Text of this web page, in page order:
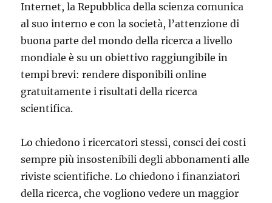
Internet, la Repubblica della scienza comunica
al suo interno e con la società, l’attenzione di
buona parte del mondo della ricerca a livello
mondiale è su un obiettivo raggiungibile in
tempi brevi: rendere disponibili online
gratuitamente i risultati della ricerca
scientifica.
Lo chiedono i ricercatori stessi, consci dei costi
sempre più insostenibili degli abbonamenti alle
riviste scientifiche. Lo chiedono i finanziatori
della ricerca, che vogliono vedere un maggior